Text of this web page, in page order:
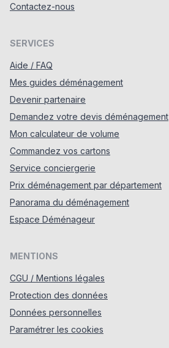
Contactez-nous
SERVICES
Aide / FAQ
Mes guides déménagement
Devenir partenaire
Demandez votre devis déménagement
Mon calculateur de volume
Commandez vos cartons
Service conciergerie
Prix déménagement par département
Panorama du déménagement
Espace Déménageur
MENTIONS
CGU / Mentions légales
Protection des données
Données personnelles
Paramétrer les cookies